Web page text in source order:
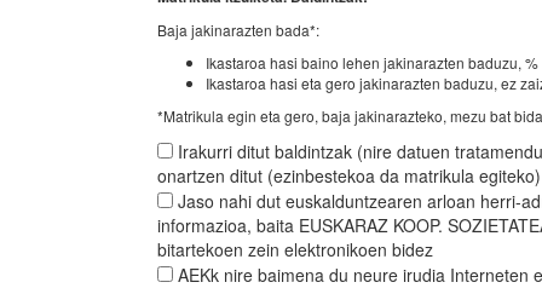
Baja jakinarazten bada*:
Ikastaroa hasi baino lehen jakinarazten baduzu,
Ikastaroa hasi eta gero jakinarazten baduzu, ez
*Matrikula egin eta gero, baja jakinarazteko, mezu bat
Irakurri ditut baldintzak (nire datuen
onartzen ditut (ezinbestekoa da matrikula egiteko)
Jaso nahi dut euskalduntzearen arloan herri-
informazioa, baita EUSKARAZ KOOP.
bitartekoen zein elektronikoen bidez
AEKk nire baimena du neure irudia Interneten